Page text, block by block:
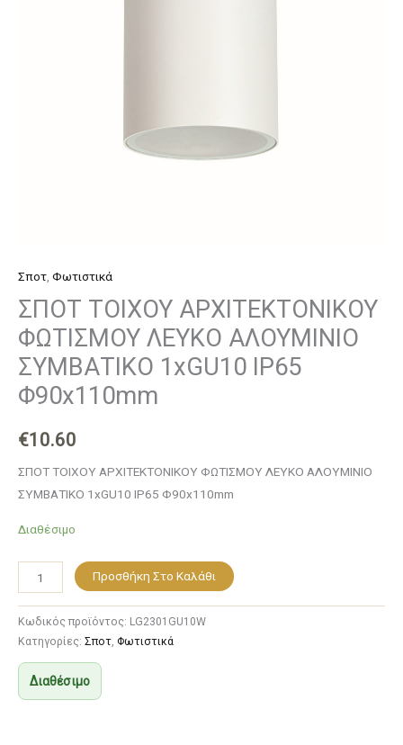
Σποτ, Φωτιστικά
ΣΠΟΤ ΤΟΙΧΟΥ ΑΡΧΙΤΕΚΤΟΝΙΚΟΥ
ΦΩΤΙΣΜΟΥ ΛΕΥΚΟ ΑΛΟΥΜΙΝΙΟ
ΣΥΜΒΑΤΙΚΟ 1xGU10 IP65
Φ90x110mm
€10.60
ΣΠΟΤ ΤΟΙΧΟΥ ΑΡΧΙΤΕΚΤΟΝΙΚΟΥ ΦΩΤΙΣΜΟΥ ΛΕΥΚΟ ΑΛΟΥΜΙΝΙΟ
ΣΥΜΒΑΤΙΚΟ 1xGU10 IP65 Φ90x110mm
Διαθέσιμο
Προσθήκη Στο Καλάθι
Κωδικός προϊόντος: LG2301GU10W
Κατηγορίες: Σποτ, Φωτιστικά
Διαθέσιμο